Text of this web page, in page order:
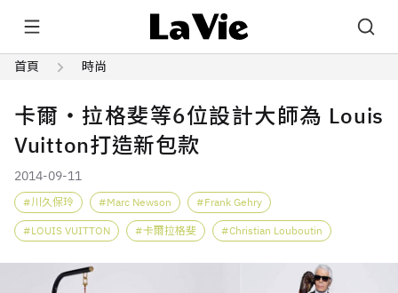
首頁 時尚
卡爾‧拉格斐等6位設計大師為 Louis
Vuitton打造新包款
2014-09-11
川久保玲 Marc Newson Frank Gehry
LOUIS VUITTON 卡爾拉格斐 Christian Louboutin